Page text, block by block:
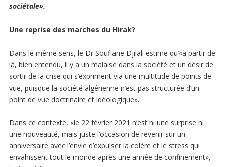
sociétale».
Une reprise des marches du Hirak?
Dans le même sens, le Dr Soufiane Djilali estime qu’«à partir de
là, bien entendu, il y a un malaise dans la société et un désir de
sortir de la crise qui s’expriment via une multitude de points de
vue, puisque la société algérienne n’est pas structurée d’un
point de vue doctrinaire et idéologique».
Dans ce contexte, «le 22 février 2021 n’est ni une surprise ni
une nouveauté, mais juste l’occasion de revenir sur un
anniversaire avec l’envie d’expulser la colère et le stress qui
envahissent tout le monde après une année de confinement»,